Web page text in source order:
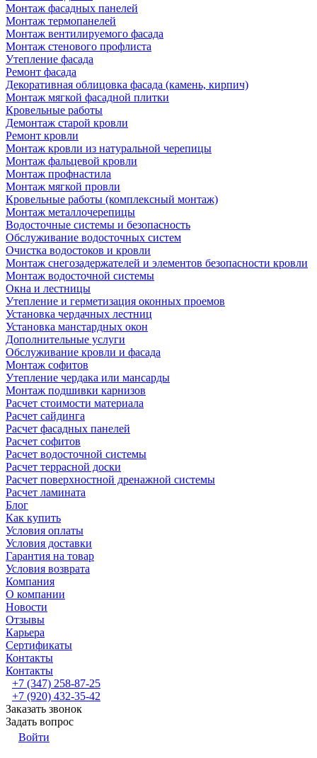
Монтаж фасадных панелей
Монтаж термопанелей
Монтаж вентилируемого фасада
Монтаж стенового профлиста
Утепление фасада
Ремонт фасада
Декоративная облицовка фасада (камень, кирпич)
Монтаж мягкой фасадной плитки
Кровельные работы
Демонтаж старой кровли
Ремонт кровли
Монтаж кровли из натуральной черепицы
Монтаж фальцевой кровли
Монтаж профнастила
Монтаж мягкой провли
Кровельные работы (комплексный монтаж)
Монтаж металлочерепицы
Водосточные системы и безопасность
Обслуживание водосточных систем
Очистка водостоков и кровли
Монтаж снегозадержателей и элементов безопасности кровли
Монтаж водосточной системы
Окна и лестницы
Утепление и герметизация оконных проемов
Установка чердачных лестниц
Установка манстардных окон
Дополнительные услуги
Обслуживание кровли и фасада
Монтаж софитов
Утепление чердака или мансарды
Монтаж подшивки карнизов
Расчет стоимости материала
Расчет сайдинга
Расчет фасадных панелей
Расчет софитов
Расчет водосточной системы
Расчет террасной доски
Расчет поверхностной дренажной системы
Расчет ламината
Блог
Как купить
Условия оплаты
Условия доставки
Гарантия на товар
Условия возврата
Компания
О компании
Новости
Отзывы
Карьера
Сертификаты
Контакты
Контакты
+7 (347) 258-87-25
+7 (920) 432-35-42
Заказать звонок
Задать вопрос
Войти